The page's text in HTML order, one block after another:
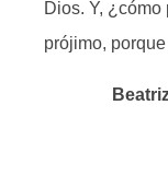
Dios. Y, ¿cómo
prójimo,